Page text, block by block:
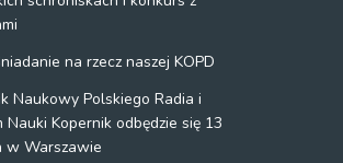
na rzecz naszej KOPD
Naukowy Polskiego Radia i
Nauki Kopernik odbędzie się 13
w Warszawie